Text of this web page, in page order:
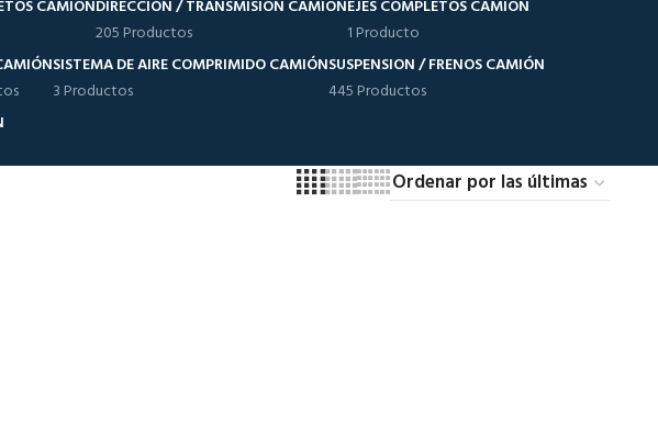
CAMIÓNDIRECCION / TRANSMISION CAMIÓN
205 Productos
EJES COMPLETOS CAMIÓN
1 Producto
SISTEMA DE AIRE COMPRIMIDO CAMIÓN
3 Productos
SUSPENSION / FRENOS CAMIÓN
445 Productos